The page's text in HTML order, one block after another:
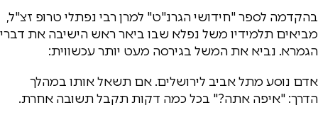
בהקדמה לספר "חידושי הגרנ"ט" למרן רבי נפתלי טרופ זצ"ל,
מביאים תלמידיו משל נפלא שבו ביאר ראש הישיבה את דברי
הגמרא. נביא את המשל בגירסה מעט יותר עכשווית:
אדם נוסע מתל אביב לירושלים. אם תשאל אותו במהלך
הדרך: "איפה אתה?" בכל כמה דקות תקבל תשובה אחרת.